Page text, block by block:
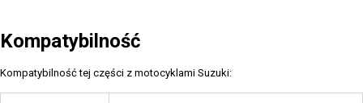
Kompatybilność
Kompatybilność tej części z motocyklami Suzuki: